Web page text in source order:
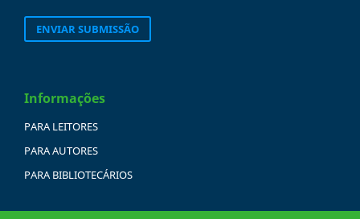
ENVIAR SUBMISSÃO
Informações
PARA LEITORES
PARA AUTORES
PARA BIBLIOTECÁRIOS